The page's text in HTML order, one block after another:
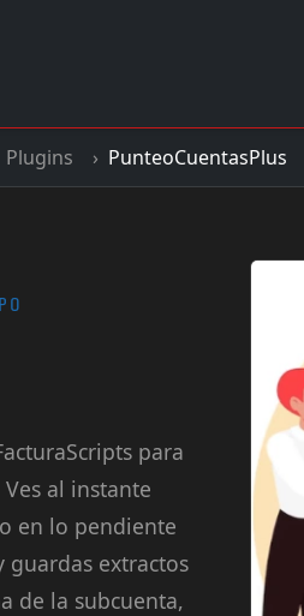
Plugins PunteoCuentasPlus
para
al instante
en lo pendiente
extractos
de la subcuenta,